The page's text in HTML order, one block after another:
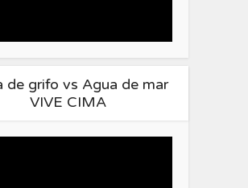
de grifo vs Agua de mar
VIVE CIMA